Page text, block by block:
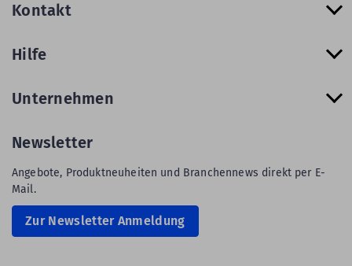
Kontakt
Hilfe
Unternehmen
Newsletter
Angebote, Produktneuheiten und Branchennews direkt per E-
Mail.
Zur Newsletter Anmeldung